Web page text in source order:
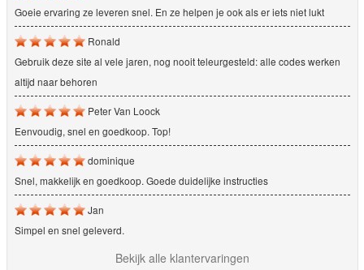
Goeie ervaring ze leveren snel. En ze helpen je ook als er iets niet lukt
Ronald
Gebruik deze site al vele jaren, nog nooit teleurgesteld: alle codes werken
altijd naar behoren
Peter Van Loock
Eenvoudig, snel en goedkoop. Top!
dominique
Snel, makkelijk en goedkoop. Goede duidelijke instructies
Jan
Simpel en snel geleverd.
Bekijk alle klantervaringen